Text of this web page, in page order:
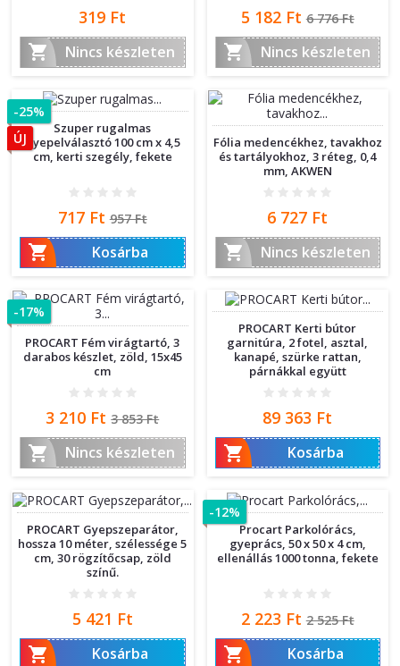
Ár
319 Ft

Nincs készleten
Ár
5 182 Ft Normál
ár
6 776 Ft
 Nincs készleten
Szuper rugalmas
gyepelválasztó 100 cm x 4,5
cm, kerti szegély, fekete
Ár
717 Ft Normál
ár
957 Ft
 Kosárba
-25%
ÚJ
Fólia medencékhez, tavakhoz
és tartályokhoz, 3 réteg, 0,4
mm, AKWEN
Ár
6 727 Ft

Nincs készleten
PROCART Fém virágtartó, 3
darabos készlet, zöld, 15x45
cm
Ár
3 210 Ft Normál
ár
3 853 Ft
 Nincs készleten
-17%
PROCART Kerti bútor
garnitúra, 2 fotel, asztal,
kanapé, szürke rattan,
párnákkal együtt
Ár
89 363 Ft

Kosárba
PROCART Gyepszeparátor,
hossza 10 méter, szélessége 5
cm, 30 rögzítőcsap, zöld
színű.
Ár
5 421 Ft

Kosárba
Procart Parkolórács,
gyeprács, 50 x 50 x 4 cm,
ellenállás 1000 tonna, fekete
Ár
2 223 Ft Normál
ár
2 525 Ft
 Kosárba
-12%